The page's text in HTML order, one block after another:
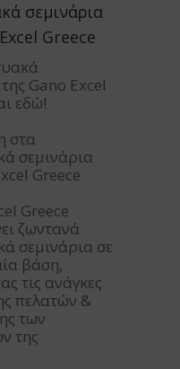
σεμινάρια
Greece
Gano Excel
εδώ!
στα
σεμινάρια
Greece
Greece
ζωντανά
σεμινάρια σε
βάση,
τις ανάγκες
πελατών &
των
της